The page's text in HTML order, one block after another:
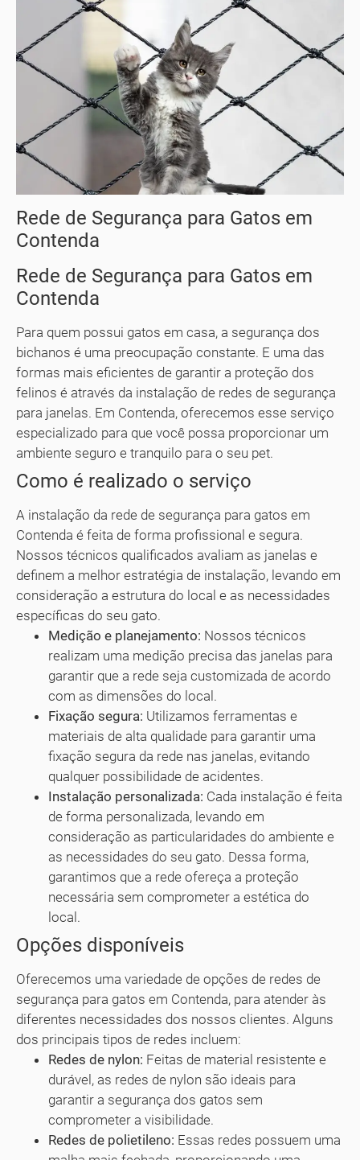
Rede de Segurança para Gatos em
Contenda
Rede de Segurança para Gatos em
Contenda
Para quem possui gatos em casa, a segurança dos
bichanos é uma preocupação constante. E uma das
formas mais eficientes de garantir a proteção dos
felinos é através da instalação de redes de segurança
para janelas. Em Contenda, oferecemos esse serviço
especializado para que você possa proporcionar um
ambiente seguro e tranquilo para o seu pet.
Como é realizado o serviço
A instalação da rede de segurança para gatos em
Contenda é feita de forma profissional e segura.
Nossos técnicos qualificados avaliam as janelas e
definem a melhor estratégia de instalação, levando em
consideração a estrutura do local e as necessidades
específicas do seu gato.
Medição e planejamento: Nossos técnicos
realizam uma medição precisa das janelas para
garantir que a rede seja customizada de acordo
com as dimensões do local.
Fixação segura: Utilizamos ferramentas e
materiais de alta qualidade para garantir uma
fixação segura da rede nas janelas, evitando
qualquer possibilidade de acidentes.
Instalação personalizada: Cada instalação é feita
de forma personalizada, levando em
consideração as particularidades do ambiente e
as necessidades do seu gato. Dessa forma,
garantimos que a rede ofereça a proteção
necessária sem comprometer a estética do
local.
Opções disponíveis
Oferecemos uma variedade de opções de redes de
segurança para gatos em Contenda, para atender às
diferentes necessidades dos nossos clientes. Alguns
dos principais tipos de redes incluem:
Redes de nylon: Feitas de material resistente e
durável, as redes de nylon são ideais para
garantir a segurança dos gatos sem
comprometer a visibilidade.
Redes de polietileno: Essas redes possuem uma